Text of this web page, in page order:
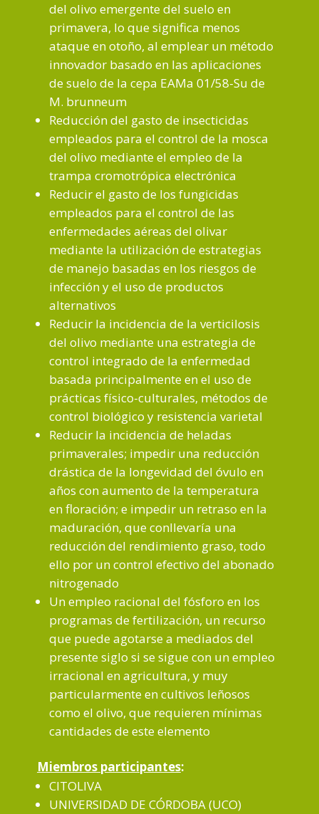
del olivo emergente del suelo en
primavera, lo que significa menos
ataque en otoño, al emplear un método
innovador basado en las aplicaciones
de suelo de la cepa EAMa 01/58-Su de
M. brunneum
Reducción del gasto de insecticidas
empleados para el control de la mosca
del olivo mediante el empleo de la
trampa cromotrópica electrónica
Reducir el gasto de los fungicidas
empleados para el control de las
enfermedades aéreas del olivar
mediante la utilización de estrategias
de manejo basadas en los riesgos de
infección y el uso de productos
alternativos
Reducir la incidencia de la verticilosis
del olivo mediante una estrategia de
control integrado de la enfermedad
basada principalmente en el uso de
prácticas físico-culturales, métodos de
control biológico y resistencia varietal
Reducir la incidencia de heladas
primaverales; impedir una reducción
drástica de la longevidad del óvulo en
años con aumento de la temperatura
en floración; e impedir un retraso en la
maduración, que conllevaría una
reducción del rendimiento graso, todo
ello por un control efectivo del abonado
nitrogenado
Un empleo racional del fósforo en los
programas de fertilización, un recurso
que puede agotarse a mediados del
presente siglo si se sigue con un empleo
irracional en agricultura, y muy
particularmente en cultivos leñosos
como el olivo, que requieren mínimas
cantidades de este elemento
Miembros participantes:
CITOLIVA
UNIVERSIDAD DE CÓRDOBA (UCO)